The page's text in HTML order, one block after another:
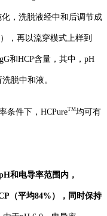
，洗脱液经中和后调节成
，再以流穿模式上样到
和HCP含量 ，其中，pH
洗脱中和液。
条件下，HCPureTM均可有
和电导率范围内，
（平均84%） ，同时保持